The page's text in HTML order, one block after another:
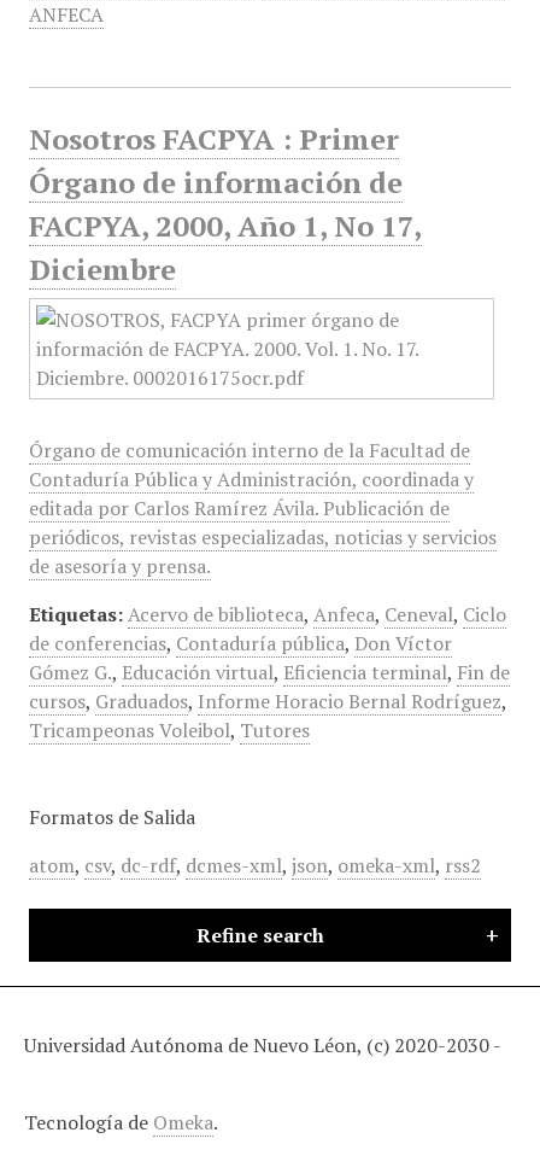
ANFECA
Nosotros FACPYA : Primer
Órgano de información de
FACPYA, 2000, Año 1, No 17,
Diciembre
Órgano de comunicación interno de la Facultad de
Contaduría Pública y Administración, coordinada y
editada por Carlos Ramírez Ávila. Publicación de
periódicos, revistas especializadas, noticias y servicios
de asesoría y prensa.
Etiquetas: Acervo de biblioteca, Anfeca, Ceneval, Ciclo
de conferencias, Contaduría pública, Don Víctor
Gómez G., Educación virtual, Eficiencia terminal, Fin de
cursos, Graduados, Informe Horacio Bernal Rodríguez,
Tricampeonas Voleibol, Tutores
Formatos de Salida
atom, csv, dc-rdf, dcmes-xml, json, omeka-xml, rss2
Refine search
Universidad Autónoma de Nuevo Léon, (c) 2020-2030 -
Tecnología de Omeka.